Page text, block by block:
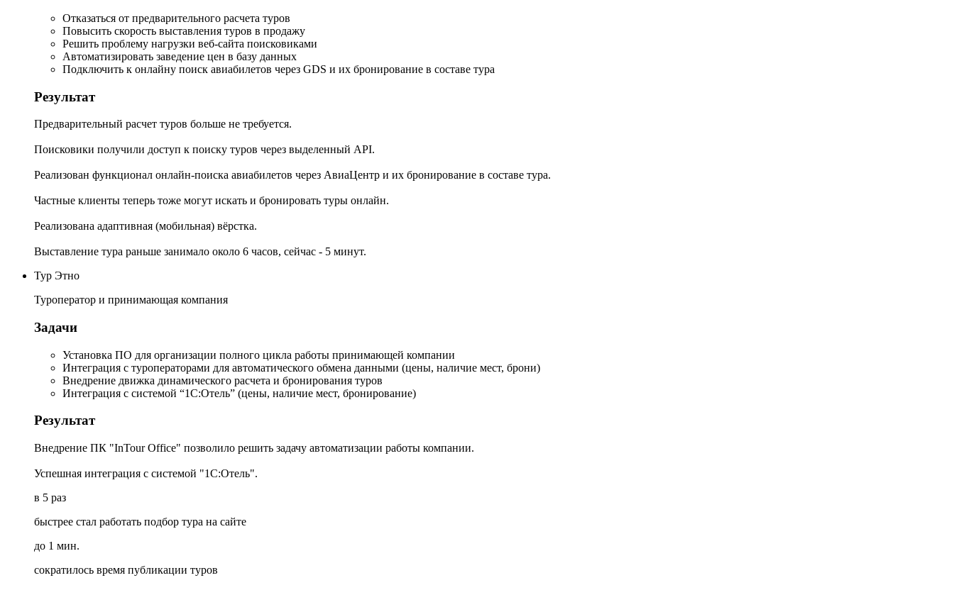
Отказаться от предварительного расчета туров
Повысить скорость выставления туров в продажу
Решить проблему нагрузки веб-сайта поисковиками
Автоматизировать заведение цен в базу данных
Подключить к онлайну поиск авиабилетов через GDS и их бронирование в составе тура
Результат
Предварительный расчет туров больше не требуется.
Поисковики получили доступ к поиску туров через выделенный API.
Реализован функционал онлайн-поиска авиабилетов через АвиаЦентр и их бронирование в составе тура.
Частные клиенты теперь тоже могут искать и бронировать туры онлайн.
Реализована адаптивная (мобильная) вёрстка.
Выставление тура раньше занимало около 6 часов, сейчас - 5 минут.
Тур Этно
Туроператор и принимающая компания
Задачи
Установка ПО для организации полного цикла работы принимающей компании
Интеграция с туроператорами для автоматического обмена данными (цены, наличие мест, брони)
Внедрение движка динамического расчета и бронирования туров
Интеграция с системой “1С:Отель” (цены, наличие мест, бронирование)
Результат
Внедрение ПК "InTour Office" позволило решить задачу автоматизации работы компании.
Успешная интеграция с системой "1С:Отель".
в 5 раз
быстрее стал работать подбор тура на сайте
до 1 мин.
сократилось время публикации туров